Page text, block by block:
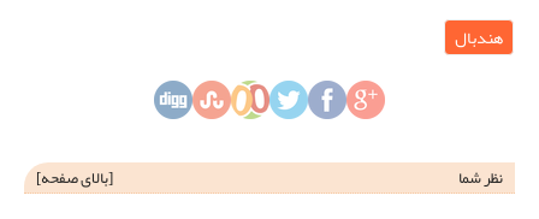
هندبال
نظر شما [بالای صفحه]